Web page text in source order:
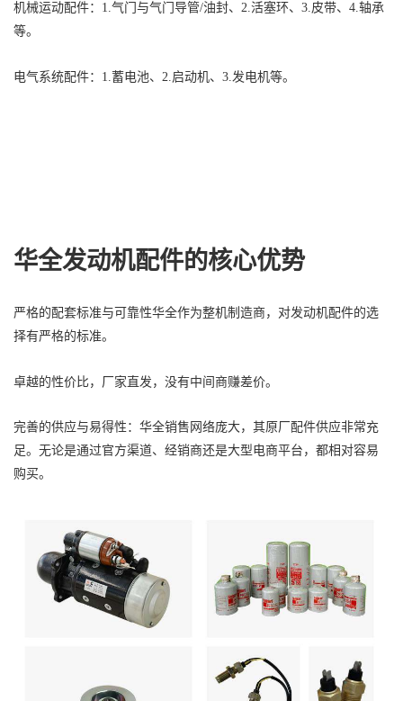
机械运动配件：1.气门与气门导管/油封、2.活塞环、3.皮带、4.轴承
等。
电气系统配件：1.蓄电池、2.启动机、3.发电机等。
华全发动机配件的核心优势
严格的配套标准与可靠性华全作为整机制造商，对发动机配件的选
择有严格的标准。
卓越的性价比，厂家直发，没有中间商赚差价。
完善的供应与易得性：华全销售网络庞大，其原厂配件供应非常充
足。无论是通过官方渠道、经销商还是大型电商平台，都相对容易
购买。